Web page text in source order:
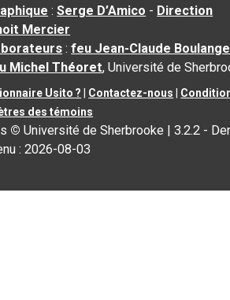
:Serge D’Amico - Direction
Mercier
:feu Jean-Claude
Michel Théoret, Université de
Usito ? Contactez-nous
des témoins
© Université de Sherbrooke |3.2.2 -
:2026-08-03